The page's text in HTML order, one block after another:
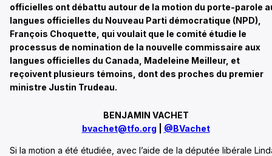
officielles ont débattu autour de la motion du porte-parole
langues officielles du Nouveau Parti démocratique (NPD),
François Choquette, qui voulait que le comité étudie le
processus de nomination de la nouvelle commissaire aux
langues officielles du Canada, Madeleine Meilleur, et
reçoivent plusieurs témoins, dont des proches du premier
ministre Justin Trudeau.
BENJAMIN VACHET
bvachet@tfo.org
@BVachet
Si la motion a été étudiée, avec l’aide de la députée libérale